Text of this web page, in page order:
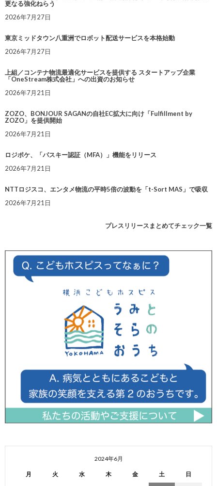
更なる強化ねらう
2026年7月27日
東京ミッドタウン八重洲でロボット配送サービスを本格始動
2026年7月27日
上組／コンテナ物流最適化サービスを提供する スタートアップ企業
「OneStream株式会社」への出資のお知らせ
2026年7月21日
ZOZO、BONJOUR SAGANの自社EC拡大に向け「Fulfillment by
ZOZO」を提供開始
2026年7月21日
ロジポケ、「パスキー認証（MFA）」機能をリリース
2026年7月21日
NTTロジスコ、エンタメ物流の平時5倍の波動を「t-Sort MAS」で吸収
2026年7月21日
プレスリリースまとめてチェック一覧
2024年6月
月 火 水 木 金 土 日